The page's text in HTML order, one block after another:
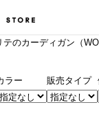
のカーディガン（
ラー 販売タイプ